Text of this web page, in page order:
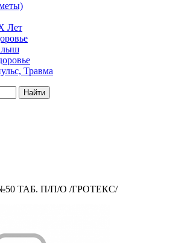
Лет
Травма
Найти
ТАБ. П/П/О /ГРОТЕКС/